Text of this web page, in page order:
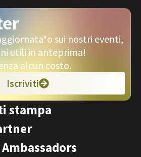
sui nostri eventi,
utili in anteprima!
alcun costo.
Iscriviti
stampa